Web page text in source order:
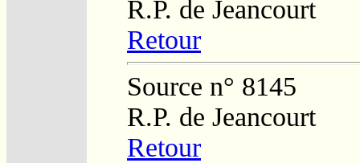
R.P. de Jeancourt
Retour
Source n° 8145
R.P. de Jeancourt
Retour